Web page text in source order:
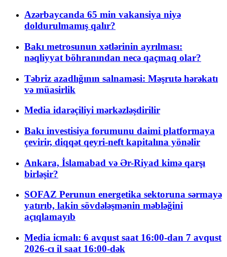
Azərbaycanda 65 min vakansiya niyə
doldurulmamış qalır?
Bakı metrosunun xətlərinin ayrılması:
nəqliyyat böhranından necə qaçmaq olar?
Təbriz azadlığının salnaməsi: Məşrutə hərəkatı
və müasirlik
Media idarəçiliyi mərkəzləşdirilir
Bakı investisiya forumunu daimi platformaya
çevirir, diqqət qeyri-neft kapitalına yönəlir
Ankara, İslamabad və Ər-Riyad kimə qarşı
birləşir?
SOFAZ Perunun energetika sektoruna sərmayə
yatırıb, lakin sövdələşmənin məbləğini
açıqlamayıb
Media icmalı: 6 avqust saat 16:00-dan 7 avqust
2026-cı il saat 16:00-dək